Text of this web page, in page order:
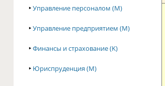
‣Управление персоналом (M)
‣Управление предприятием (M)
‣Финансы и страхование (K)
‣ Юриспруденция (M)